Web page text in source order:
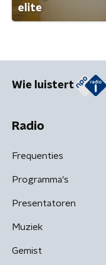
elite
Wie luistert
Radio
Frequenties
Programma's
Presentatoren
Muziek
Gemist